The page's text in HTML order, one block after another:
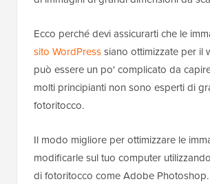
Ecco perché devi assicurarti che le
sito WordPresssiano ottimizzate per il
può essere un po' complicato da
molti principianti non sono esperti di
fotoritocco.
Il modo migliore per ottimizzare le
modificarle sul tuo computer
di fotoritocco come Adobe